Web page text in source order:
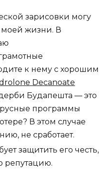
зарисовки могу
моей жизни. В
к нему с хорошим
Decanoate
Будапешта — это
программы
В этом случае
не сработает.
защитить его честь,
репутацию.